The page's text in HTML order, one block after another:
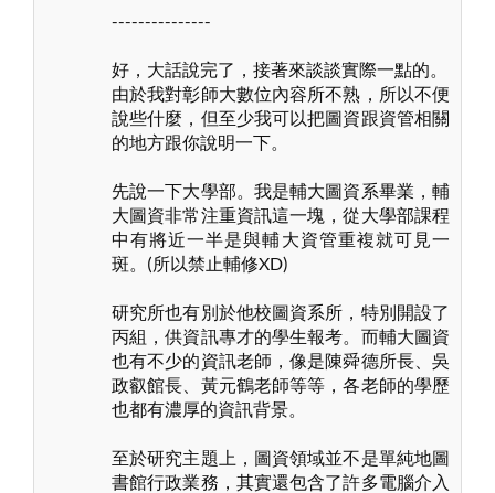
---------------
好，大話說完了，接著來談談實際一點的。
由於我對彰師大數位內容所不熟，所以不便
說些什麼，但至少我可以把圖資跟資管相關
的地方跟你說明一下。
先說一下大學部。我是輔大圖資系畢業，輔
大圖資非常注重資訊這一塊，從大學部課程
中有將近一半是與輔大資管重複就可見一
斑。(所以禁止輔修XD)
研究所也有別於他校圖資系所，特別開設了
丙組，供資訊專才的學生報考。而輔大圖資
也有不少的資訊老師，像是陳舜德所長、吳
政叡館長、黃元鶴老師等等，各老師的學歷
也都有濃厚的資訊背景。
至於研究主題上，圖資領域並不是單純地圖
書館行政業務，其實還包含了許多電腦介入